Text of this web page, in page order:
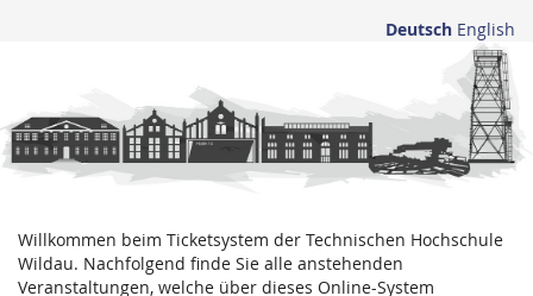
Deutsch English
Hochschule
Wildau
Willkommen beim Ticketsystem der Technischen Hochschule
Wildau. Nachfolgend finde Sie alle anstehenden
Veranstaltungen, welche über dieses Online-System